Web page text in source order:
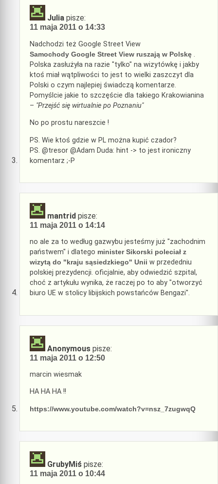
Julia pisze:
11 maja 2011 o 14:33
Nadchodzi też Google Street View
Samochody Google Street View ruszają w Polskę .
Polska zasłużyła na razie "tylko" na wizytówkę i jakby
ktoś miał wątpliwości to jest to wielki zaszczyt dla
Polski o czym najlepiej świadczą komentarze.
Pomyślcie jakie to szczęście dla takiego Krakowianina
– "Przejść się wirtualnie po Poznaniu"
No po prostu nareszcie !
PS. Wie ktoś gdzie w PL można kupić czador?
PS. @tresor @Adam Duda: hint -> to jest ironiczny
komentarz ;-P
mantrid pisze:
11 maja 2011 o 14:14
no ale za to według gazwybu jesteśmy już "zachodnim
państwem" i dlatego minister Sikorski poleciał z
wizytą do "kraju sąsiedzkiego" Unii w przededniu
polskiej prezydencji. oficjalnie, aby odwiedzić szpital,
choć z artykułu wynika, że raczej po to aby "otworzyć
biuro UE w stolicy libijskich powstańców Bengazi".
Anonymous pisze:
11 maja 2011 o 12:50
marcin wiesmak
HA HA HA !!
https://www.youtube.com/watch?v=nsz_7zugwqQ
GrubyMiś pisze:
11 maja 2011 o 10:44